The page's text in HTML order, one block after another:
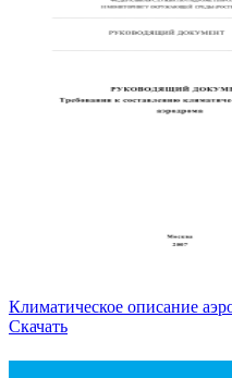
Климатическое описание
Скачать